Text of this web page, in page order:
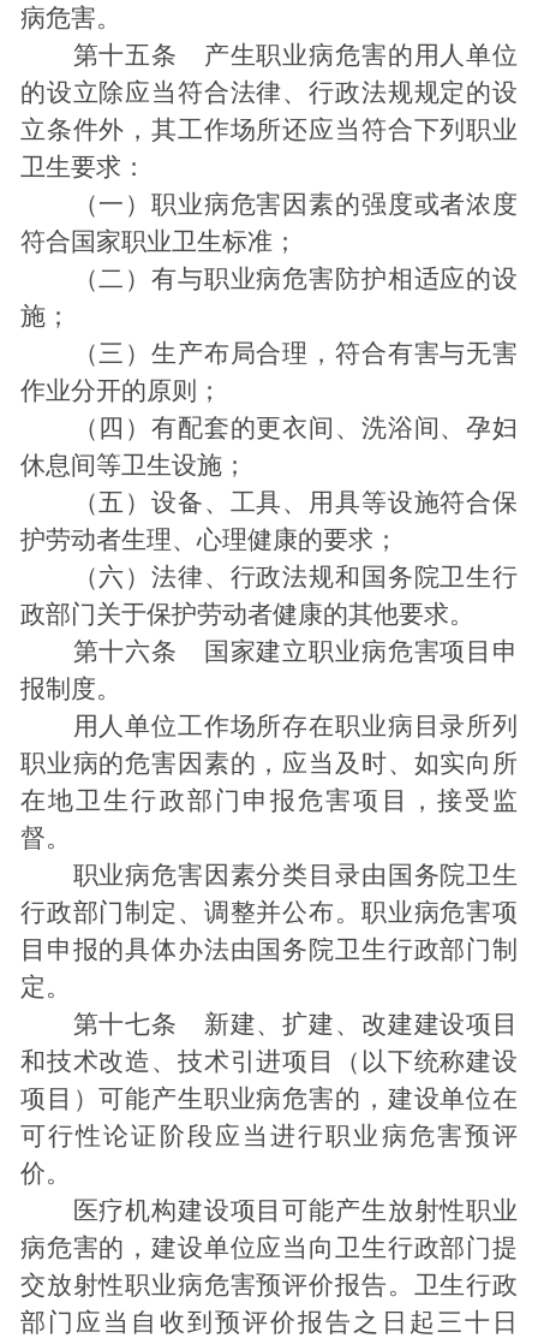
病危害。
第十五条 产生职业病危害的用人单位
的设立除应当符合法律、行政法规规定的设
立条件外，其工作场所还应当符合下列职业
卫生要求：
（一）职业病危害因素的强度或者浓度
符合国家职业卫生标准；
（二）有与职业病危害防护相适应的设
施；
（三）生产布局合理，符合有害与无害
作业分开的原则；
（四）有配套的更衣间、洗浴间、孕妇
休息间等卫生设施；
（五）设备、工具、用具等设施符合保
护劳动者生理、心理健康的要求；
（六）法律、行政法规和国务院卫生行
政部门关于保护劳动者健康的其他要求。
第十六条 国家建立职业病危害项目申
报制度。
用人单位工作场所存在职业病目录所列
职业病的危害因素的，应当及时、如实向所
在地卫生行政部门申报危害项目，接受监
督。
职业病危害因素分类目录由国务院卫生
行政部门制定、调整并公布。职业病危害项
目申报的具体办法由国务院卫生行政部门制
定。
第十七条 新建、扩建、改建建设项目
和技术改造、技术引进项目（以下统称建设
项目）可能产生职业病危害的，建设单位在
可行性论证阶段应当进行职业病危害预评
价。
医疗机构建设项目可能产生放射性职业
病危害的，建设单位应当向卫生行政部门提
交放射性职业病危害预评价报告。卫生行政
部门应当自收到预评价报告之日起三十日